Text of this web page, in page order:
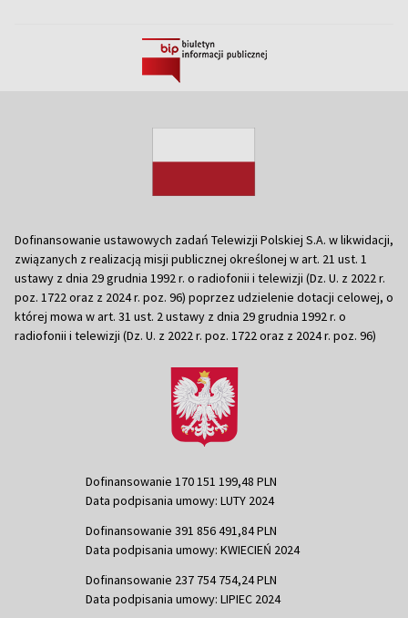
Dofinansowanie ustawowych zadań Telewizji Polskiej S.A. w likwidacji,
związanych z realizacją misji publicznej określonej w art. 21 ust. 1
ustawy z dnia 29 grudnia 1992 r. o radiofonii i telewizji (Dz. U. z 2022 r.
poz. 1722 oraz z 2024 r. poz. 96) poprzez udzielenie dotacji celowej, o
której mowa w art. 31 ust. 2 ustawy z dnia 29 grudnia 1992 r. o
radiofonii i telewizji (Dz. U. z 2022 r. poz. 1722 oraz z 2024 r. poz. 96)
Dofinansowanie 170 151 199,48 PLN
Data podpisania umowy: LUTY 2024
Dofinansowanie 391 856 491,84 PLN
Data podpisania umowy: KWIECIEŃ 2024
Dofinansowanie 237 754 754,24 PLN
Data podpisania umowy: LIPIEC 2024